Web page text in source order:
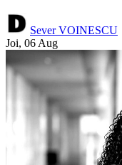
Sever VOINESCU
Joi, 06 Aug